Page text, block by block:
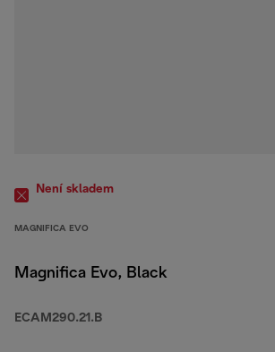
Není skladem
MAGNIFICA EVO
Magnifica Evo, Black
ECAM290.21.B